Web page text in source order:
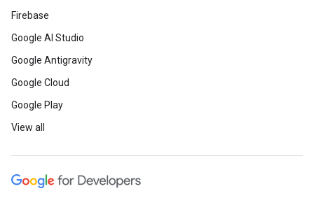
Firebase
Google AI Studio
Google Antigravity
Google Cloud
Google Play
View all